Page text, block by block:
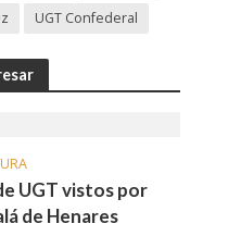
UGT Confederal
UGT vistos por
de Henares